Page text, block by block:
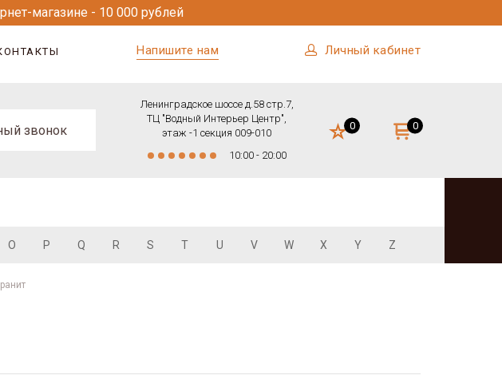
магазине - 10 000 рублей
Напишите нам Личный кабинет
звонок
Ленинградское шоссе д.58 стр.7,
ТЦ "Водный Интерьер Центр",
этаж -1 секция 009-010
10:00 - 20:00
0 0
O P Q R S T U V W X Y Z